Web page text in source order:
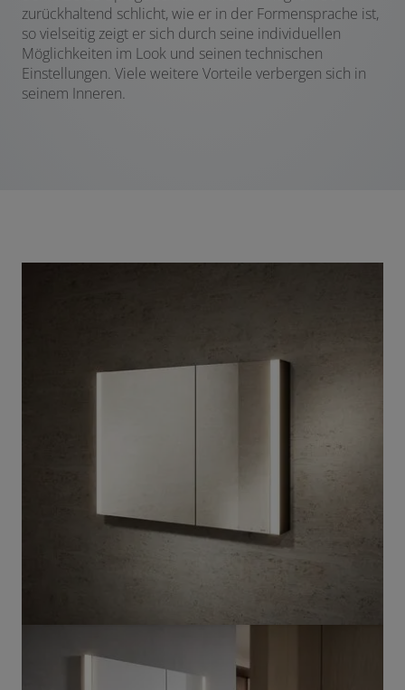
zurückhaltend schlicht, wie er in der Formensprache ist,
so vielseitig zeigt er sich durch seine individuellen
Möglichkeiten im Look und seinen technischen
Einstellungen. Viele weitere Vorteile verbergen sich in
seinem Inneren.